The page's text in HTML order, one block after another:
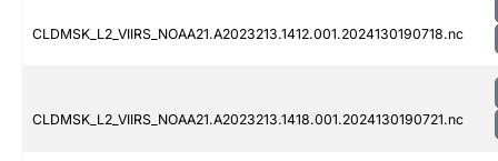
CLDMSK_L2_VIIRS_NOAA21.A2023213.1412.001.2024130190718.nc
CLDMSK_L2_VIIRS_NOAA21.A2023213.1418.001.2024130190721.nc